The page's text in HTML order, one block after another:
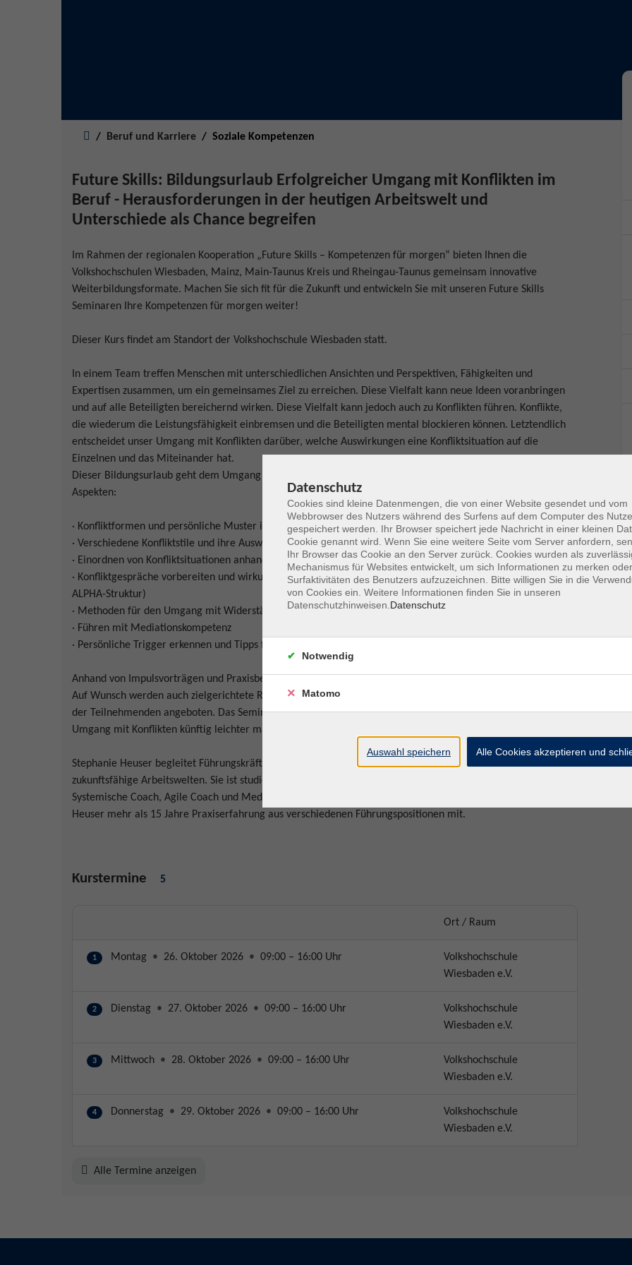
Beruf und Karriere
Soziale Kompetenzen
Future Skills: Bildungsurlaub Erfolgreicher Umgang mit Konflikten im
Beruf - Herausforderungen in der heutigen Arbeitswelt und
Unterschiede als Chance begreifen
Im Rahmen der regionalen Kooperation „Future Skills – Kompetenzen für morgen“ bieten Ihnen die
Volkshochschulen Wiesbaden, Mainz, Main-Taunus Kreis und Rheingau-Taunus gemeinsam innovative
Weiterbildungsformate. Machen Sie sich fit für die Zukunft und entwickeln Sie mit unseren Future Skills
Seminaren Ihre Kompetenzen für morgen weiter!
Dieser Kurs findet am Standort der Volkshochschule Wiesbaden statt.
In einem Team treffen Menschen mit unterschiedlichen Ansichten und Perspektiven, Fähigkeiten und
Expertisen zusammen, um ein gemeinsames Ziel zu erreichen. Diese Vielfalt kann neue Ideen voranbringen
und auf alle Beteiligten bereichernd wirken. Diese Vielfalt kann jedoch auch zu Konflikten führen. Konflikte,
die wiederum die Leistungsfähigkeit einbremsen und die Beteiligten mental blockieren können. Letztendlich
entscheidet unser Umgang mit Konflikten darüber, welche Auswirkungen eine Konfliktsituation auf die
Einzelnen und das Miteinander hat.
Dieser Bildungsurlaub geht dem Umgang mit Konflikten auf den Grund und widmet sich u.a. folgenden
Aspekten:
· Konfliktformen und persönliche Muster im Umgang mit Konfliktsituationen
· Verschiedene Konfliktstile und ihre Auswirkungen (Teamdynamiken)
· Einordnen von Konfliktsituationen anhand der Eskalationsstufen nach Glasl
· Konfliktgespräche vorbereiten und wirkungsvoll führen (Gewaltfreie Kommunikation, Harvard-Konzept und
ALPHA-Struktur)
· Methoden für den Umgang mit Widerständen im Team
· Führen mit Mediationskompetenz
· Persönliche Trigger erkennen und Tipps für das eigene Zustandsmanagement
Anhand von Impulsvorträgen und Praxisbeispielen können die Teilnehmenden ihre Konfliktkompetenz stärken.
Auf Wunsch werden auch zielgerichtete Rollenspielen zu aktuellen Themen aus der Lebens- und Arbeitswelt
der Teilnehmenden angeboten. Das Seminar bietet ein strukturiertes, professionelles „Toolkit“, das den
Umgang mit Konflikten künftig leichter machen kann.
Stephanie Heuser begleitet Führungskräfte, Teams und Organisationen auf ihrem individuellen Weg in
zukunftsfähige Arbeitswelten. Sie ist studierte Sprachwissenschaftlerin und Psychologin, zertifizierte
Systemische Coach, Agile Coach und Mediatorin. Neben ihrer umfassenden Fachkompetenz bringt Stephanie
Heuser mehr als 15 Jahre Praxiserfahrung aus verschiedenen Führungspositionen mit.
Kurstermine 5
Ort / Raum
1 Montag • 26. Oktober 2026 • 09:00 – 16:00 Uhr
Volkshochschule
Wiesbaden e.V.
2 Dienstag • 27. Oktober 2026 • 09:00 – 16:00 Uhr
Volkshochschule
Wiesbaden e.V.
3 Mittwoch • 28. Oktober 2026 • 09:00 – 16:00 Uhr
Volkshochschule
Wiesbaden e.V.
4 Donnerstag • 29. Oktober 2026 • 09:00 – 16:00 Uhr
Volkshochschule
Wiesbaden e.V.
Alle Termine anzeigen
Datenschutz
Cookies sind kleine Datenmengen, die von einer Website gesendet und vom
Webbrowser des Nutzers während des Surfens auf dem Computer des
gespeichert werden. Ihr Browser speichert jede Nachricht in einer kleinen
Cookie genannt wird. Wenn Sie eine weitere Seite vom Server anfordern,
Ihr Browser das Cookie an den Server zurück. Cookies wurden als
Mechanismus für Websites entwickelt, um sich Informationen zu merken
Surfaktivitäten des Benutzers aufzuzeichnen. Bitte willigen Sie in die
von Cookies ein. Weitere Informationen finden Sie in unseren
Datenschutzhinweisen. Datenschutz
Notwendig
Matomo
Auswahl speichern Alle Cookies akzeptieren und